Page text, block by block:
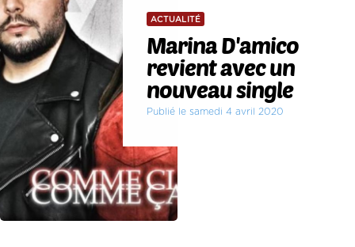
ACTUALITÉ
Marina D'amico
revient avec un
nouveau single
Publié le samedi 4 avril 2020